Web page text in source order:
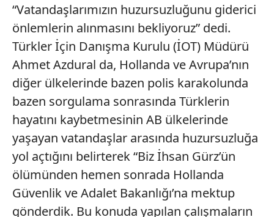
“Vatandaşlarımızın huzursuzluğunu giderici
önlemlerin alınmasını bekliyoruz” dedi.
Türkler İçin Danışma Kurulu (İOT) Müdürü
Ahmet Azdural da, Hollanda ve Avrupa’nın
diğer ülkelerinde bazen polis karakolunda
bazen sorgulama sonrasında Türklerin
hayatını kaybetmesinin AB ülkelerinde
yaşayan vatandaşlar arasında huzursuzluğa
yol açtığını belirterek “Biz İhsan Gürz’ün
ölümünden hemen sonrada Hollanda
Güvenlik ve Adalet Bakanlığı’na mektup
gönderdik. Bu konuda yapılan çalışmaların